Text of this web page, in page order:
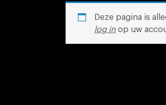
Deze pagina is
log in op uw